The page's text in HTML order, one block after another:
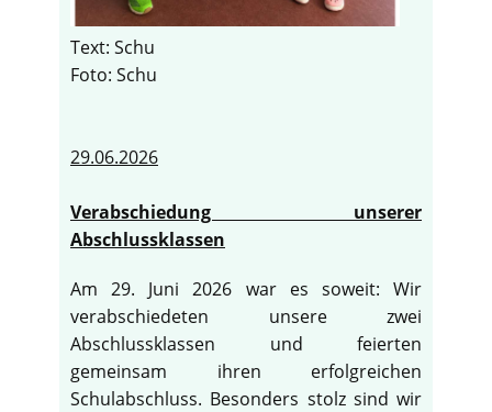
Text: Schu
Foto: Schu
29.06.2026
Verabschiedung unserer
Abschlussklassen
Am 29. Juni 2026 war es soweit: Wir
verabschiedeten unsere zwei
Abschlussklassen und feierten
gemeinsam ihren erfolgreichen
Schulabschluss. Besonders stolz sind wir